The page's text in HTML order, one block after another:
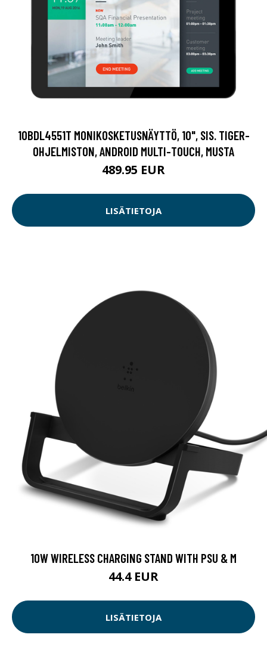
10BDL4551T MONIKOSKETUSNÄYTTÖ, 10", SIS. TIGER-
OHJELMISTON, ANDROID MULTI-TOUCH, MUSTA
489.95 EUR
LISÄTIETOJA
10W WIRELESS CHARGING STAND WITH PSU & M
44.4 EUR
LISÄTIETOJA